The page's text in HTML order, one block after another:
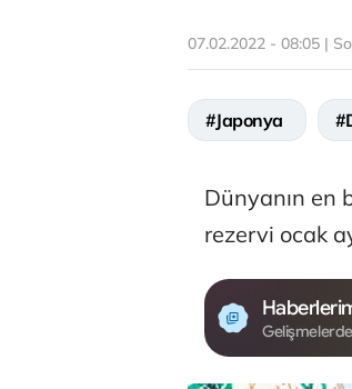
07.02.2022 - 08:05 |
#Japonya
Dünyanın en
rezervi ocak